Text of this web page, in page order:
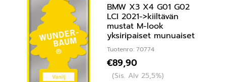
BMW X3 X4 G01 G02
LCI 2021->kiiltävän
mustat M-look
yksiripaiset munuaiset
Tuotenro: 70774
€89,90
(Sis. Alv 25,5%)